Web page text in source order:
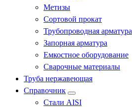
Метизы
Сортовой прокат
Трубопроводная арматура
Запорная арматура
Емкостное оборудование
Сварочные материалы
Труба нержавеющая
Справочник
Стали AISI